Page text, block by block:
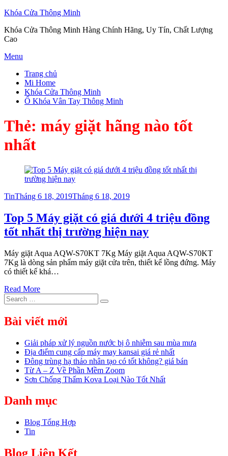
Khóa Cửa Thông Minh
Khóa Cửa Thông Minh Hàng Chính Hãng, Uy Tín, Chất Lượng
Cao
Skip
content
Menu
Trang chủ
Mi Home
Khóa Cửa Thông Minh
Ổ Khóa Vân Tay Thông Minh
Thẻ: máy giặt hãng nào tốt
nhất
TinPosted
Tháng 6 18, 2019Tháng 6 18, 2019
Top 5 Máy giặt có giá dưới 4 triệu đồng
tốt nhất thị trường hiện nay
Máy giặt Aqua AQW-S70KT 7Kg Máy giặt Aqua AQW-S70KT
7Kg là dòng sản phẩm máy giặt cửa trên, thiết kế lồng đứng. Máy
có thiết kế khá…
Read More
Search
for:
Search
Bài viết mới
Giải pháp xử lý nguồn nước bị ô nhiễm sau mùa mưa
Địa điểm cung cấp máy may kansai giá rẻ nhất
Đông trùng hạ thảo nhân tạo có tốt không? giá bán
Từ A – Z Về Phần Mềm Zoom
Sơn Chống Thấm Kova Loại Nào Tốt Nhất
Danh mục
Blog Tổng Hợp
Tin
Blog Liên Kết